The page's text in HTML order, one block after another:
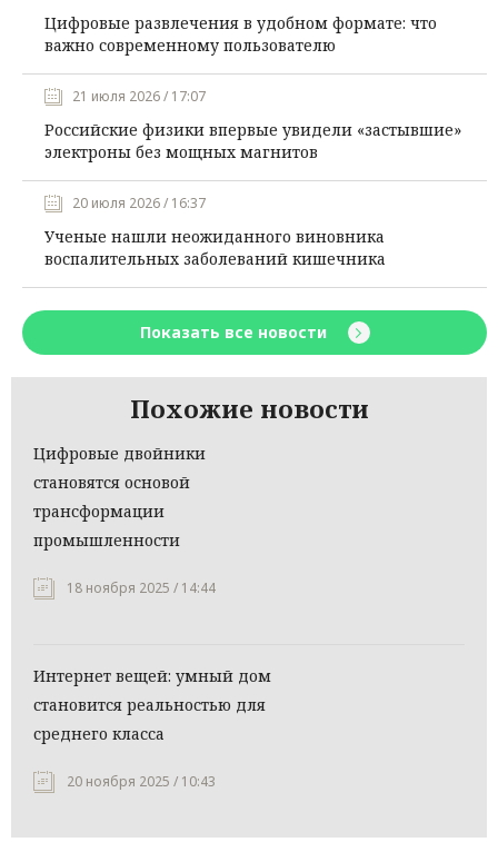
Цифровые развлечения в удобном формате: что
важно современному пользователю
21 июля 2026 / 17:07
Российские физики впервые увидели «застывшие»
электроны без мощных магнитов
20 июля 2026 / 16:37
Ученые нашли неожиданного виновника
воспалительных заболеваний кишечника
Показать все новости
Похожие новости
Цифровые двойники
становятся основой
трансформации
промышленности
18 ноября 2025 / 14:44
Интернет вещей: умный дом
становится реальностью для
среднего класса
20 ноября 2025 / 10:43